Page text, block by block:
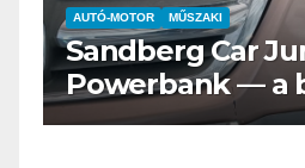
AUTÓ-MOTOR ELEKTROMOS
Az új Nissan
Tesztvilágra vár!